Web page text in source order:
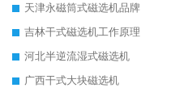
天津永磁筒式磁选机品牌
吉林干式磁选机工作原理
河北半逆流湿式磁选机
广西干式大块磁选机